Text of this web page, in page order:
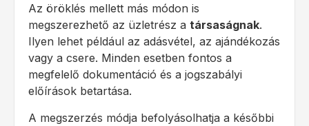
Az öröklés mellett más módon is
megszerezhető az üzletrész a társaságnak.
Ilyen lehet például az adásvétel, az ajándékozás
vagy a csere. Minden esetben fontos a
megfelelő dokumentáció és a jogszabályi
előírások betartása.
A megszerzés módja befolyásolhatja a későbbi